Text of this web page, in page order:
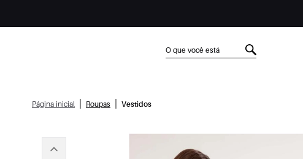
Página inicial Roupas Vestidos